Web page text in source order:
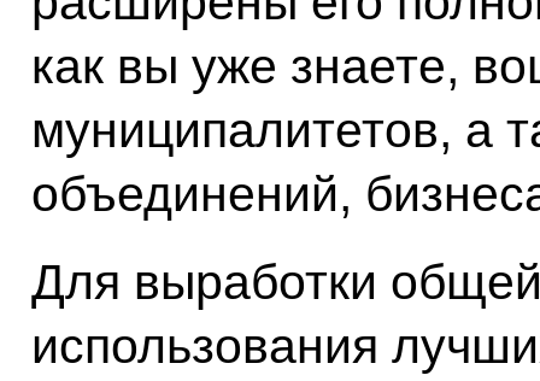
как вы уже знаете,
муниципалитетов, а
объединений,
Для выработки
использования